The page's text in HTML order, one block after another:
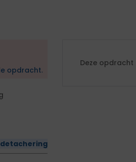
opdracht.
detachering
Deze opdracht